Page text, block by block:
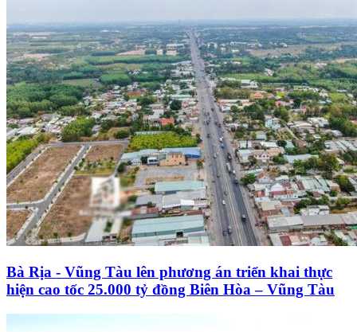
Bà Rịa - Vũng Tàu lên phương án triển khai thực
hiện cao tốc 25.000 tỷ đồng Biên Hòa – Vũng Tàu